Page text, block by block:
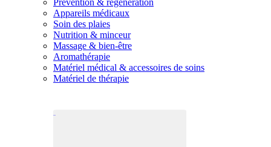
Prévention & régénération
Appareils médicaux
Soin des plaies
Nutrition & minceur
Massage & bien-être
Aromathérapie
Matériel médical & accessoires de soins
Matériel de thérapie